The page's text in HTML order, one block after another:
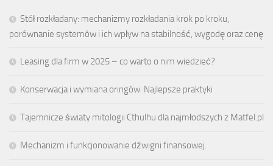
Stół rozkładany: mechanizmy rozkładania krok po kroku,
porównanie systemów i ich wpływ na stabilność, wygodę oraz cenę
Leasing dla firm w 2025 – co warto o nim wiedzieć?
Konserwacja i wymiana oringów: Najlepsze praktyki
Tajemnicze światy mitologii Cthulhu dla najmłodszych z Matfel.pl
Mechanizm i funkcjonowanie dźwigni finansowej.